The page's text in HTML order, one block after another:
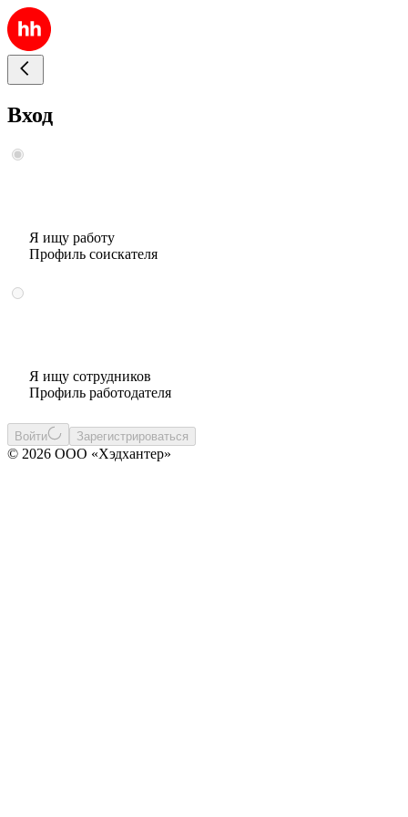
Вход
Я ищу работу
Профиль соискателя
Я ищу сотрудников
Профиль работодателя
Войти Зарегистрироваться
© 2026 ООО «Хэдхантер»